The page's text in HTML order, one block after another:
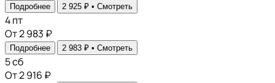
Подробнее 2 925 ₽ • Смотреть
4пт
От 2 983 ₽
Подробнее 2 983 ₽ • Смотреть
5сб
От 2 916 ₽